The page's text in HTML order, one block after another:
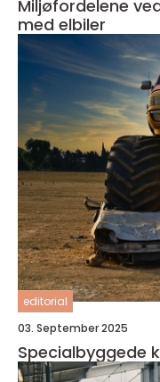
Miljøfordelene
med elbiler
editorial
03. September 2025
Specialbyggede